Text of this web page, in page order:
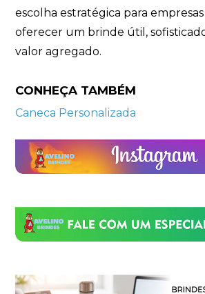
escolha estratégica para
oferecer um brinde útil,
valor agregado.
CONHEÇA TAMBÉM
Caneca Personalizada